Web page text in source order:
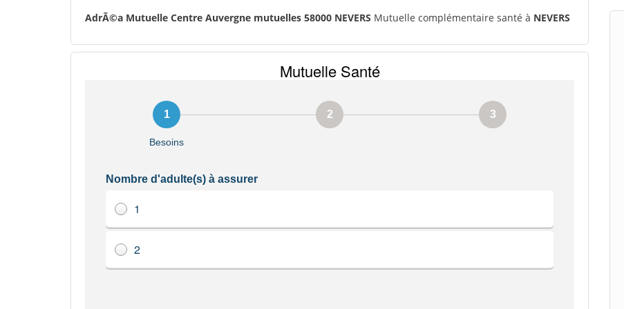
AdrÃ©a Mutuelle Centre Auvergne mutuelles 58000 NEVERS Mutuelle complémentaire santé à NEVERS